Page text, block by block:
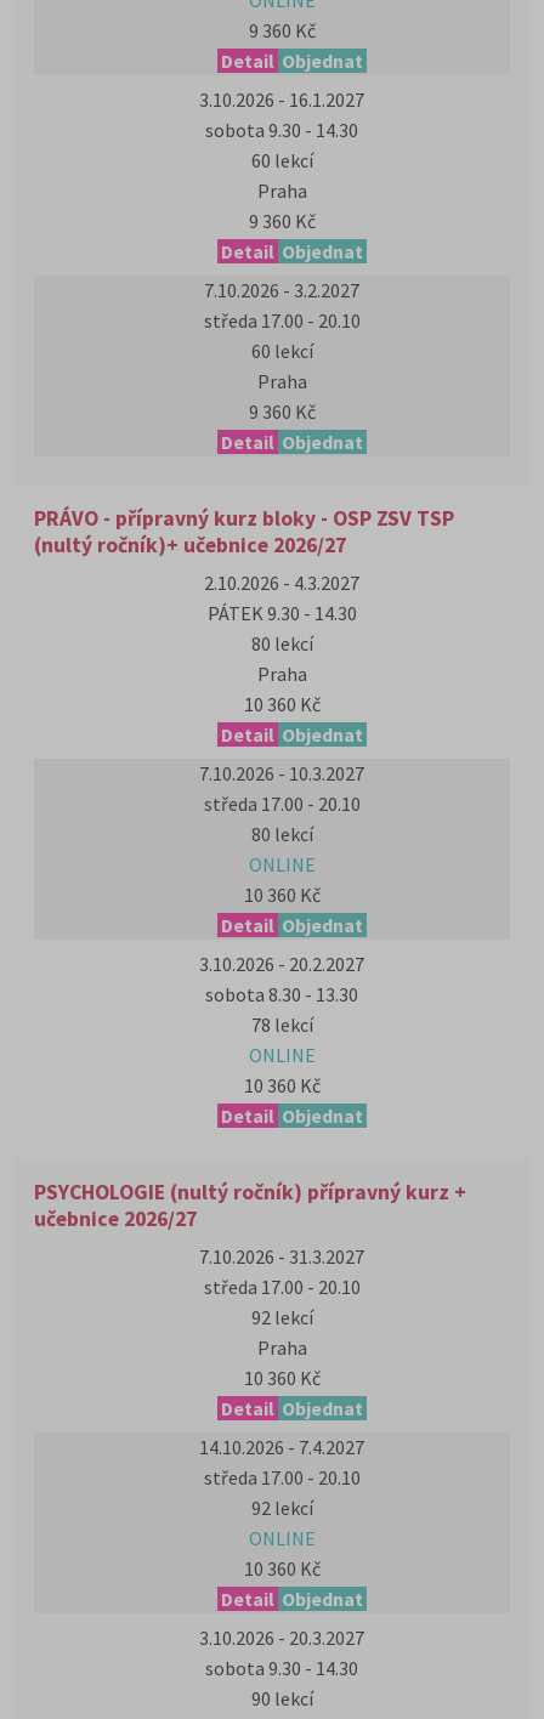
9 360 Kč
Detail Objednat
3.10.2026 - 16.1.2027
sobota 9.30 - 14.30
60 lekcí
Praha
9 360 Kč
Detail Objednat
7.10.2026 - 3.2.2027
středa 17.00 - 20.10
60 lekcí
Praha
9 360 Kč
Detail Objednat
PRÁVO - přípravný kurz bloky - OSP ZSV TSP
(nultý ročník)+ učebnice 2026/27
2.10.2026 - 4.3.2027
PÁTEK 9.30 - 14.30
80 lekcí
Praha
10 360 Kč
Detail Objednat
7.10.2026 - 10.3.2027
středa 17.00 - 20.10
80 lekcí
ONLINE
10 360 Kč
Detail Objednat
3.10.2026 - 20.2.2027
sobota 8.30 - 13.30
78 lekcí
ONLINE
10 360 Kč
Detail Objednat
PSYCHOLOGIE (nultý ročník) přípravný kurz +
učebnice 2026/27
7.10.2026 - 31.3.2027
středa 17.00 - 20.10
92 lekcí
Praha
10 360 Kč
Detail Objednat
14.10.2026 - 7.4.2027
středa 17.00 - 20.10
92 lekcí
ONLINE
10 360 Kč
Detail Objednat
3.10.2026 - 20.3.2027
sobota 9.30 - 14.30
90 lekcí